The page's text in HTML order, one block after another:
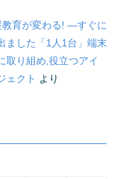
教育が変わる! ―すぐに
ました「1人1台」端末
取り組め,役立つアイ
ェクト より